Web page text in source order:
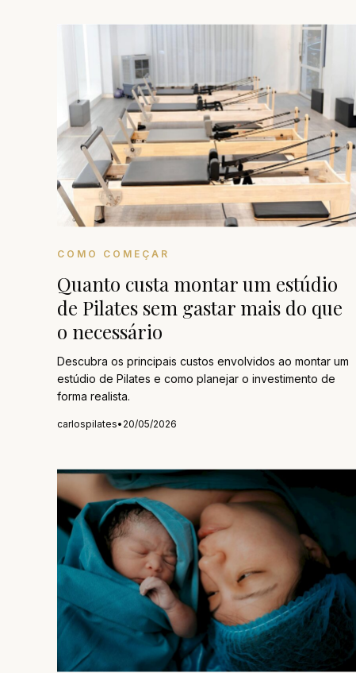
COMO COMEÇAR
Quanto custa montar um estúdio
de Pilates sem gastar mais do que
o necessário
Descubra os principais custos envolvidos ao montar um
estúdio de Pilates e como planejar o investimento de
forma realista.
carlospilates• 20/05/2026